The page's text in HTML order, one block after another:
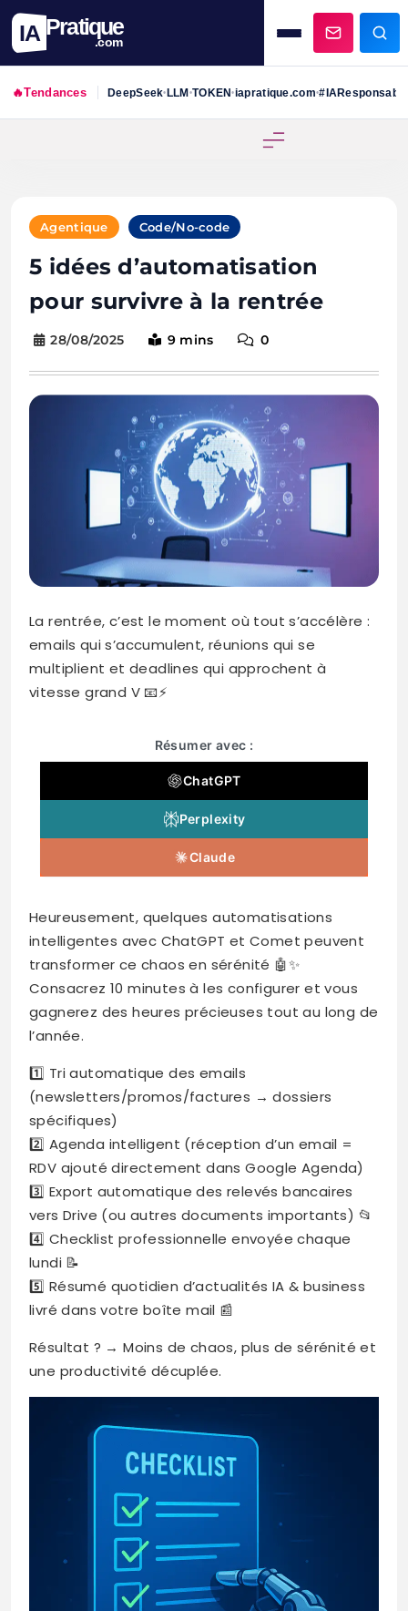
IA Pratique
.com
🔥Tendances DeepSeek•LLM•TOKEN•iapratique.com•#IAResponsable
Agentique Code/No-code
5 idées d’automatisation
pour survivre à la rentrée
28/08/2025 9 mins 0
La rentrée, c’est le moment où tout s’accélère :
emails qui s’accumulent, réunions qui se
multiplient et deadlines qui approchent à
vitesse grand V 📧⚡
Résumer avec :
ChatGPT
Perplexity
Claude
Heureusement, quelques automatisations
intelligentes avec ChatGPT et Comet peuvent
transformer ce chaos en sérénité 🤖✨
Consacrez 10 minutes à les configurer et vous
gagnerez des heures précieuses tout au long de
l’année.
1️⃣ Tri automatique des emails
(newsletters/promos/factures → dossiers
spécifiques)
2️⃣ Agenda intelligent (réception d’un email =
RDV ajouté directement dans Google Agenda)
3️⃣ Export automatique des relevés bancaires
vers Drive (ou autres documents importants) 📂
4️⃣ Checklist professionnelle envoyée chaque
lundi 📝
5️⃣ Résumé quotidien d’actualités IA & business
livré dans votre boîte mail 📰
Résultat ? → Moins de chaos, plus de sérénité et
une productivité décuplée.